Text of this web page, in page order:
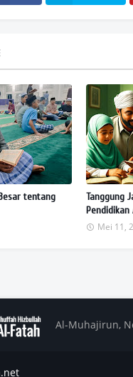
tentang
Tanggung
Pendidikan
Mei 11,
Al-Muhajirun,